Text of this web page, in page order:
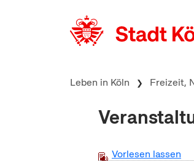
Leben in Köln Freizeit,
Vorlesen lassen